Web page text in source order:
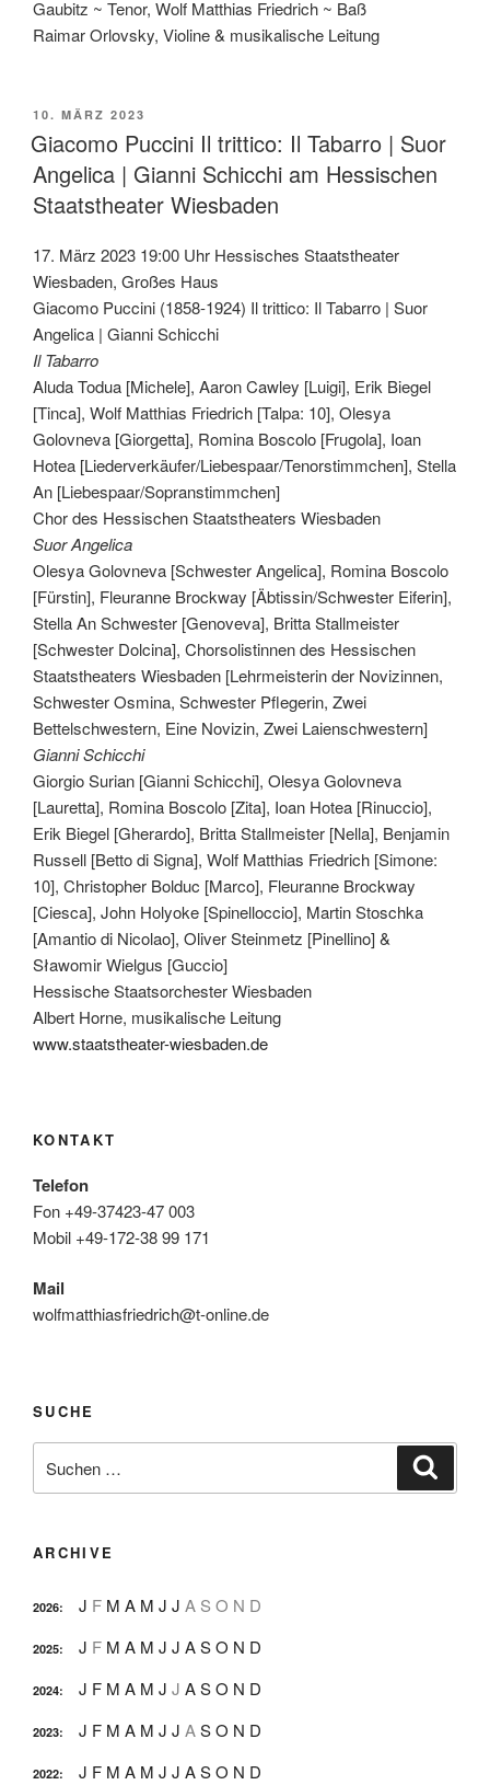
Gaubitz ~ Tenor, Wolf Matthias Friedrich ~ Baß
Raimar Orlovsky, Violine & musikalische Leitung
VERÖFFENTLICHT
AM
10. MÄRZ 2023
Giacomo Puccini Il trittico: Il Tabarro | Suor
Angelica | Gianni Schicchi am Hessischen
Staatstheater Wiesbaden
17. März 2023 19:00 Uhr Hessisches Staatstheater
Wiesbaden, Großes Haus
Giacomo Puccini (1858-1924) Il trittico: Il Tabarro | Suor
Angelica | Gianni Schicchi
Il Tabarro
Aluda Todua [Michele], Aaron Cawley [Luigi], Erik Biegel
[Tinca], Wolf Matthias Friedrich [Talpa: 10], Olesya
Golovneva [Giorgetta], Romina Boscolo [Frugola], Ioan
Hotea [Liederverkäufer/Liebespaar/Tenorstimmchen], Stella
An [Liebespaar/Sopranstimmchen]
Chor des Hessischen Staatstheaters Wiesbaden
Suor Angelica
Olesya Golovneva [Schwester Angelica], Romina Boscolo
[Fürstin], Fleuranne Brockway [Äbtissin/Schwester Eiferin],
Stella An Schwester [Genoveva], Britta Stallmeister
[Schwester Dolcina], Chorsolistinnen des Hessischen
Staatstheaters Wiesbaden [Lehrmeisterin der Novizinnen,
Schwester Osmina, Schwester Pflegerin, Zwei
Bettelschwestern, Eine Novizin, Zwei Laienschwestern]
Gianni Schicchi
Giorgio Surian [Gianni Schicchi], Olesya Golovneva
[Lauretta], Romina Boscolo [Zita], Ioan Hotea [Rinuccio],
Erik Biegel [Gherardo], Britta Stallmeister [Nella], Benjamin
Russell [Betto di Signa], Wolf Matthias Friedrich [Simone:
10], Christopher Bolduc [Marco], Fleuranne Brockway
[Ciesca], John Holyoke [Spinelloccio], Martin Stoschka
[Amantio di Nicolao], Oliver Steinmetz [Pinellino] &
Sławomir Wielgus [Guccio]
Hessische Staatsorchester Wiesbaden
Albert Horne, musikalische Leitung
www.staatstheater-wiesbaden.de
KONTAKT
Telefon
Fon +49-37423-47 003
Mobil +49-172-38 99 171
Mail
wolfmatthiasfriedrich@t-online.de
SUCHE
nach:
ARCHIVE
2026: J F M A M J J A S O N D
2025: J F M A M J J ASO N D
2024: J F M A M J J ASO N D
2023: J F M A M J J ASO N D
2022: J F M A M J J ASO N D